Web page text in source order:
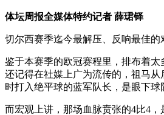
体坛周报全媒体特约记者 薛珺铎
切尔西赛季迄今最解压、反响最佳的
鉴于本赛季的欧冠赛程里，排布着
还记得在社媒上广为流传的，祖马
时打入绝平球的蓝军队长，是眼下球
而宏观上讲，那场血脉贲张的4比4